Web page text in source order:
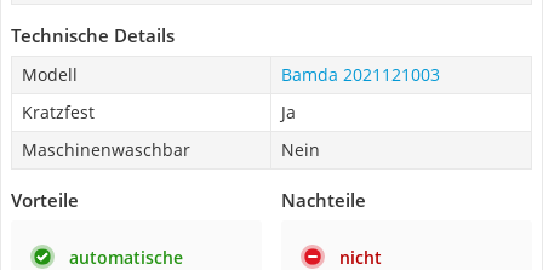
Technische Details
Modell
Bamda 2021121003
Kratzfest
Ja
Maschinenwaschbar
Nein
Vorteile
automatische
Nachteile
nicht